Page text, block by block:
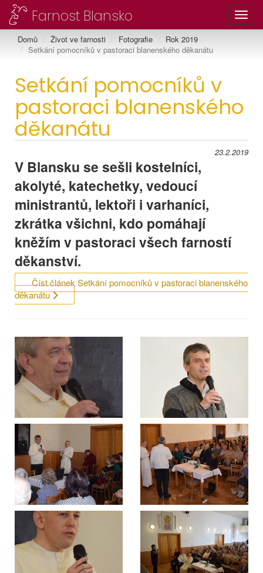
Farnost Blansko
Domů Život ve farnosti Fotografie
Rok 2019
Setkání pomocníků v pastoraci blanenského děkanátu
Setkání pomocníků v
pastoraci blanenského
děkanátu
23.2.2019
V Blansku se sešli kostelníci,
akolyté, katechetky, vedoucí
ministrantů, lektoři i varhaníci,
zkrátka všichni, kdo pomáhají
kněžím v pastoraci všech farností
děkanství.
Číst článek Setkání pomocníků v pastoraci blanenského
děkanátu